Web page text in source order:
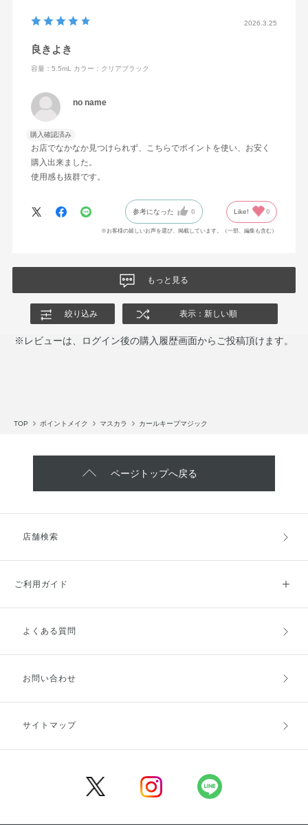
2026.3.25
良きよき
容量：5.5mL カラー：クリアブラック
no name
購入確認済み
お店でなかなか見つけられず、こちらでポイントを使い、お安く
購入出来ました。
使用感も抜群です。
参考になった 0 Like! 0
※お客様の嬉しいお声を選び、掲載しています。（一部、編集も含む）
もっと見る
絞り込み 表示：新しい順
※レビューは、ログイン後の購入履歴画面からご投稿頂けます。
TOP ポイントメイク マスカラ カールキープマジック
ページトップへ戻る
店舗検索
ご利用ガイド
ご利用ガイドトップ
お支払方法
キャンセル・返品・交換
よくある質問
お問い合わせ
サイトマップ